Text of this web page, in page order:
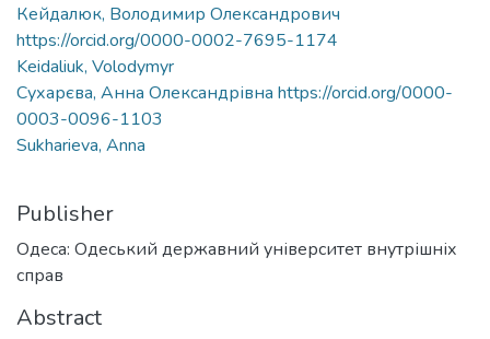
Кейдалюк, Володимир Олександрович
https://orcid.org/0000-0002-7695-1174
Keidaliuk, Volodymyr
Сухарєва, Анна Олександрівна https://orcid.org/0000-
0003-0096-1103
Sukharieva, Anna
Publisher
Одеса: Одеський державний університет внутрішніх
справ
Abstract